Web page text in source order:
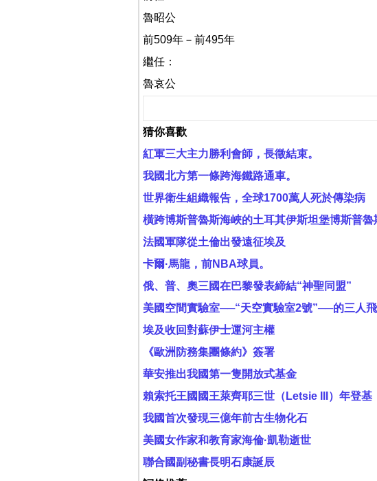
魯昭公
前509年－前495年
繼任：
魯哀公
猜你喜歡
紅軍三大主力勝利會師，長徵結束。
我國北方第一條跨海鐵路通車。
世界衛生組織報告，全球1700萬人死於傳染病
橫跨博斯普魯斯海峽的土耳其伊斯坦堡博斯普魯
法國軍隊從土倫出發遠征埃及
卡爾·馬龍，前NBA球員。
俄、普、奧三國在巴黎發表締結“神聖同盟”
美國空間實驗室──“天空實驗室2號”──的三人
埃及收回對蘇伊士運河主權
《歐洲防務集團條約》簽署
華安推出我國第一隻開放式基金
賴索托王國國王萊齊耶三世（Letsie III）年登基
我國首次發現三億年前古生物化石
美國女作家和教育家海倫·凱勒逝世
聯合國副秘書長明石康誕辰